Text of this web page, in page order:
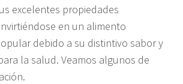
excelentes propiedades
en un alimento
debido a su distintivo sabor y
la salud. Veamos algunos de